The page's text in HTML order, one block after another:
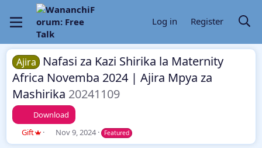
Log in Register
Ajira
Nafasi za Kazi Shirika la Maternity
Africa Novemba 2024 | Ajira Mpya za
Mashirika 20241109
Download
A
u
Gift
C
r
Nov 9, 2024 Featured